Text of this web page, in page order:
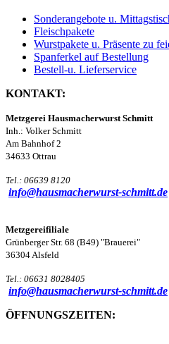
Sonderangebote u.
Fleischpakete
Wurstpakete u. Präsente zu
Spanferkel auf Bestellung
Bestell-u. Lieferservice
KONTAKT:
Metzgerei Hausmacherwurst Schmitt
Inh.: Volker Schmitt
Am Bahnhof 2
34633 Ottrau
Tel.: 06639 8120
info@hausmacherwurst-schmitt.de
Metzgereifiliale
Grünberger Str. 68 (B49) "Brauerei"
36304 Alsfeld
Tel.: 06631 8028405
info@hausmacherwurst-schmitt.de
ÖFFNUNGSZEITEN: